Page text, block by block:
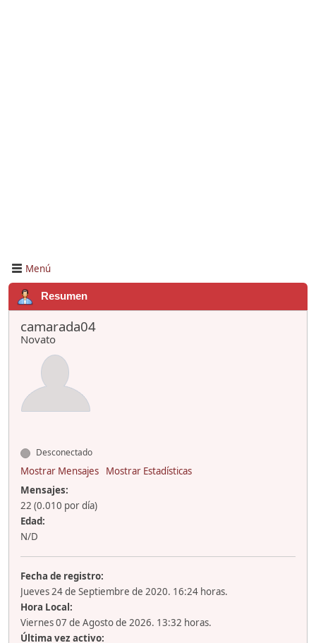
Menú
Resumen
camarada04
Novato
Desconectado
Mostrar Mensajes
Mostrar Estadísticas
Mensajes:
22 (0.010 por día)
Edad:
N/D
Fecha de registro:
Jueves 24 de Septiembre de 2020. 16:24 horas.
Hora Local:
Viernes 07 de Agosto de 2026. 13:32 horas.
Última vez activo: